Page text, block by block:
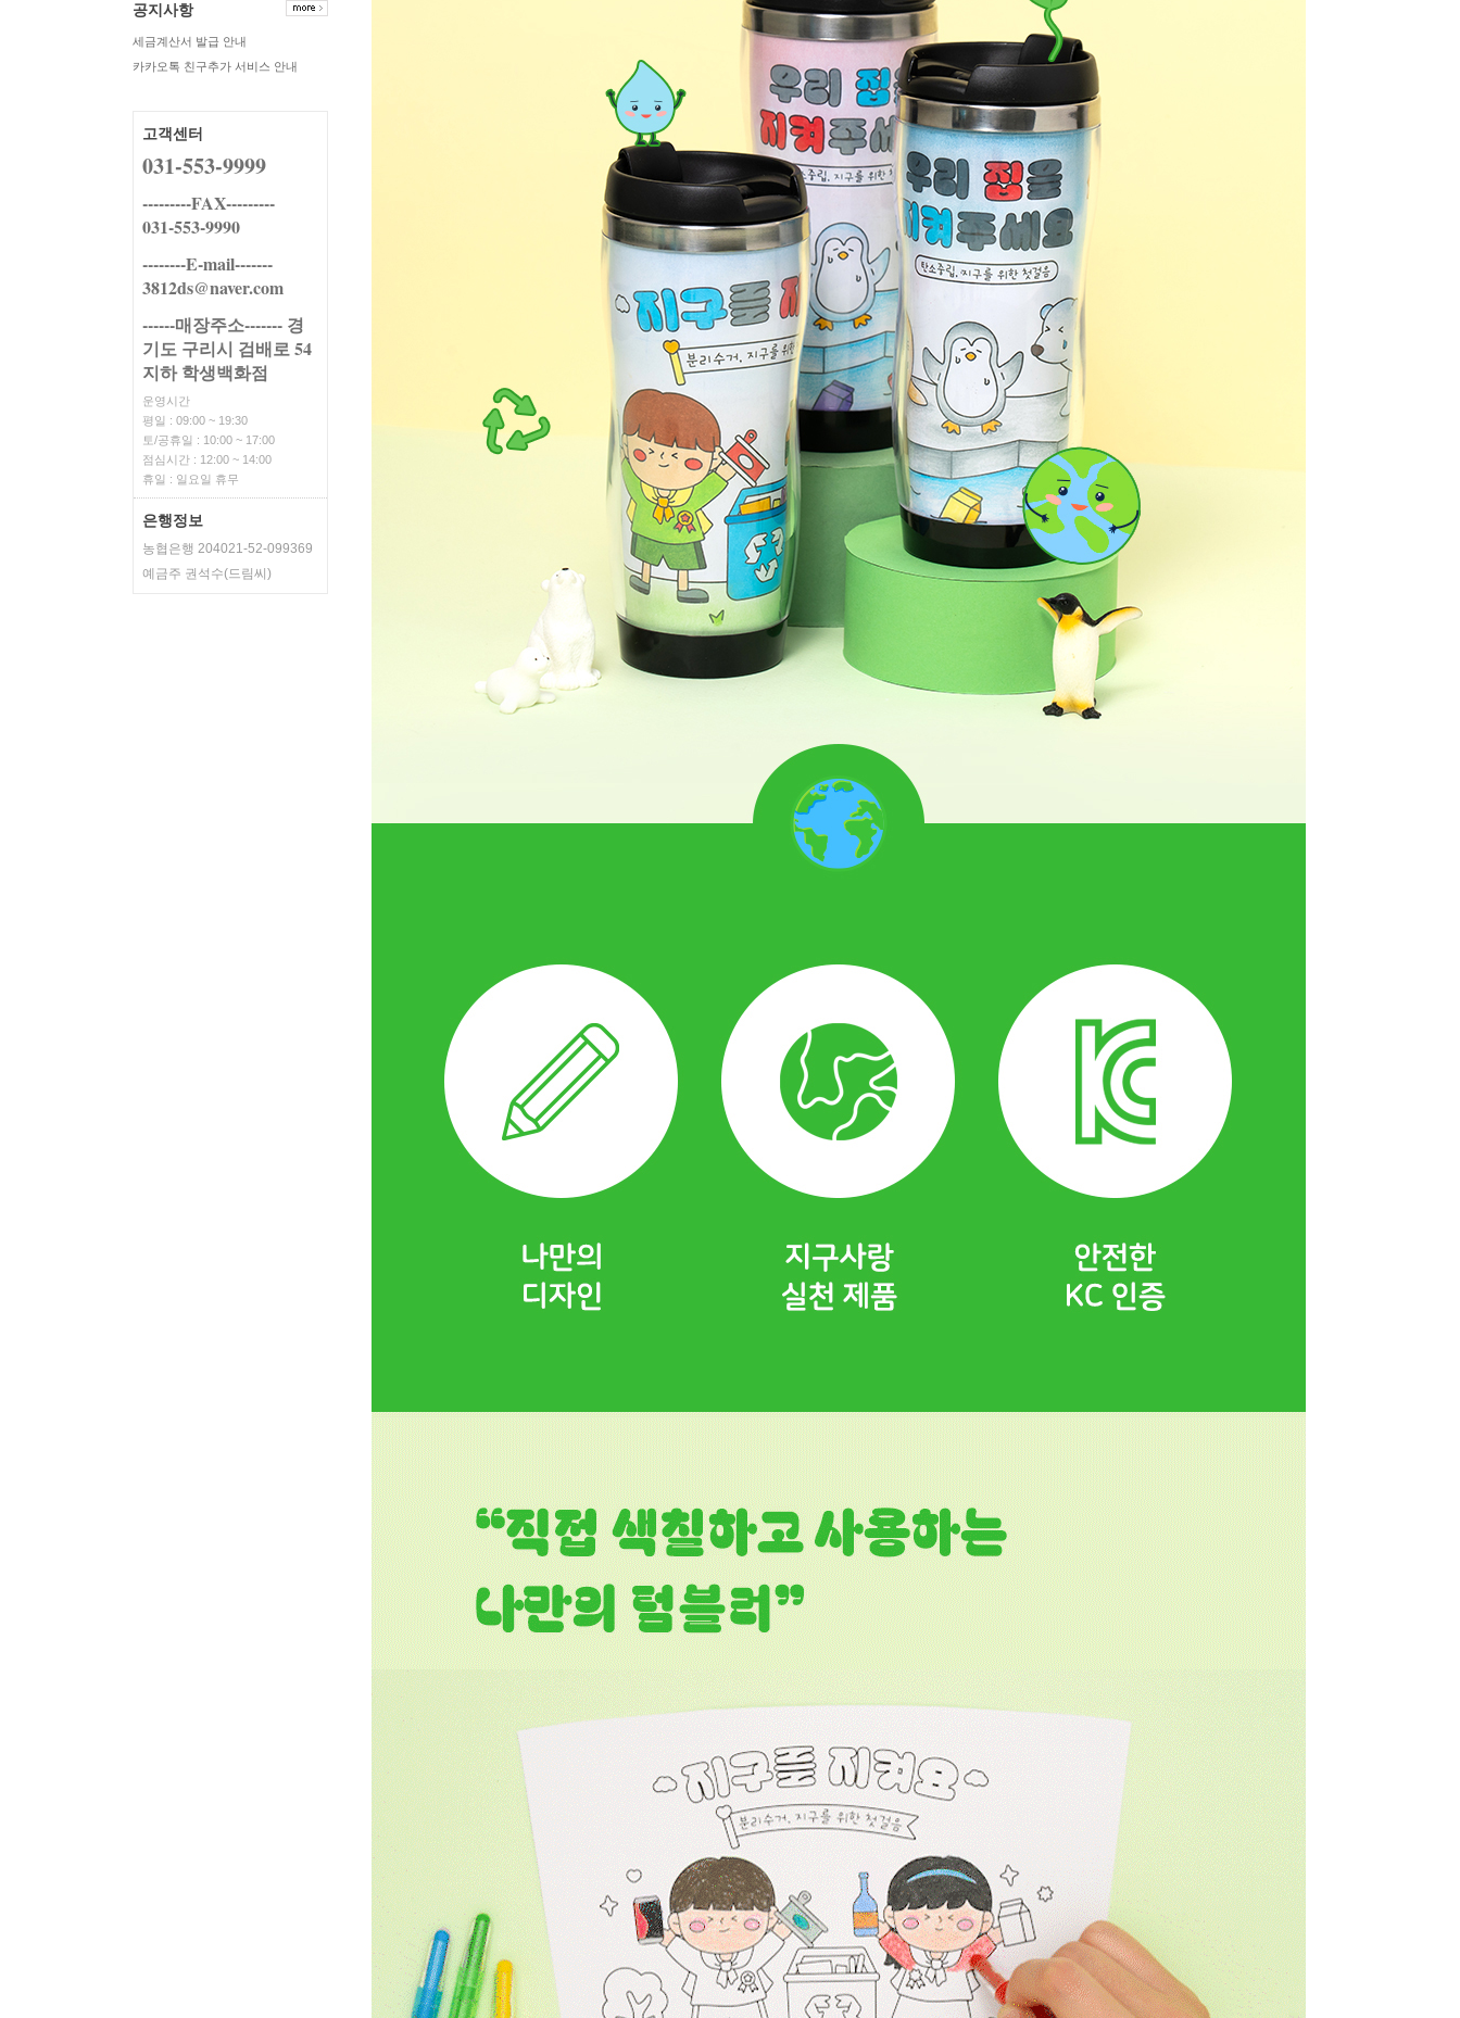
공지사항
세금계산서 발급 안내
카카오톡 친구추가 서비스 안내
고객센터
031-553-9999
---------FAX---------
031-553-9990
--------E-mail-------
3812ds@naver.com
------매장주소------- 경
기도 구리시 검배로 54
지하 학생백화점
운영시간
평일 : 09:00 ~ 19:30
토/공휴일 : 10:00 ~ 17:00
점심시간 : 12:00 ~ 14:00
휴일 : 일요일 휴무
은행정보
농협은행 204021-52-099369
예금주 권석수(드림씨)